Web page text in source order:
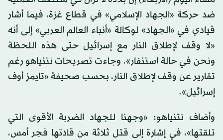
ضد حركة «الجهاد الإسلامي» في قطاع غزة، فيما أشار
قيادي في «الجهاد» لوكالة «أنباء العالم العربي» إلى أنه
«لا وقف لإطلاق النار مع إسرائيل حتى هذه اللحظة
ونحن في حالة استنفار». وجاءت تصريحات نتنياهو رغم
تقارير عن وقف لإطلاق النار، بحسب صحيفة «تايمز أوف
إسرائيل».
وأضاف نتنياهو: «وجهنا للجهاد الضربة الأقوى التي
تلقتها»، في إشارة إلى قتل ثلاثة من قادتها فجر أمس،